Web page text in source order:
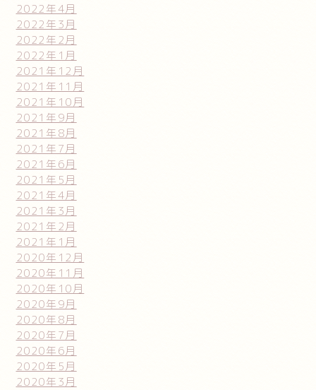
2022年4月
2022年3月
2022年2月
2022年1月
2021年12月
2021年11月
2021年10月
2021年9月
2021年8月
2021年7月
2021年6月
2021年5月
2021年4月
2021年3月
2021年2月
2021年1月
2020年12月
2020年11月
2020年10月
2020年9月
2020年8月
2020年7月
2020年6月
2020年5月
2020年3月